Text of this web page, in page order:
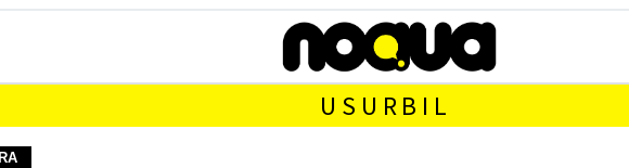
USURBIL